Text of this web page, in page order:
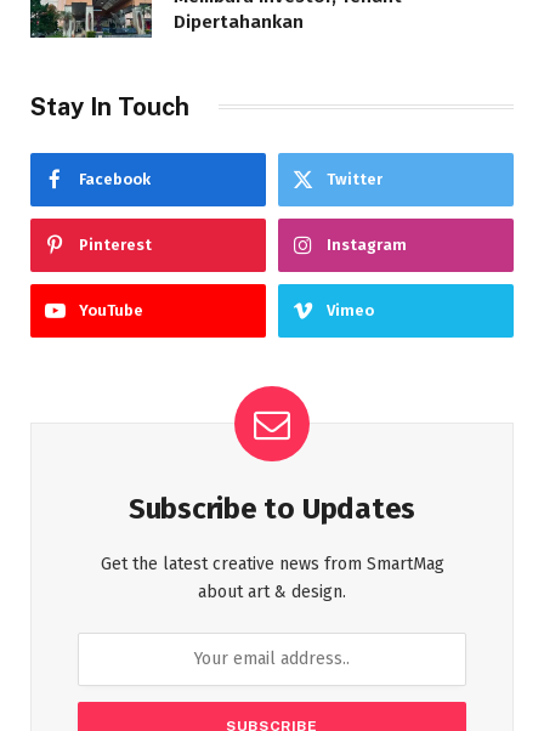
Dipertahankan
Stay In Touch
Facebook Twitter
Pinterest Instagram
YouTube Vimeo
Subscribe to Updates
Get the latest creative news from SmartMag
about art & design.